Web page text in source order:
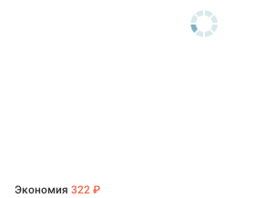
Экономия 322 ₽